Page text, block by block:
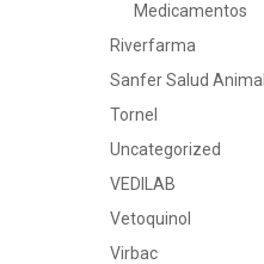
Medicamentos
Riverfarma
Sanfer Salud Animal
Tornel
Uncategorized
VEDILAB
Vetoquinol
Virbac